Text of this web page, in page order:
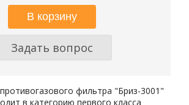
Задать вопрос
фильтра "Бриз-3001"
в категорию первого класса